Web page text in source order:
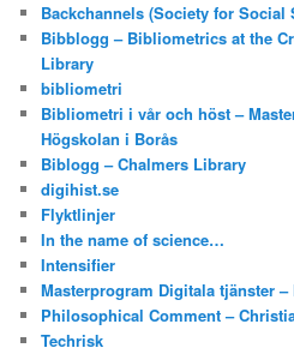
Backchannels (Society for Social
Bibblogg – Bibliometrics at the
Library
bibliometri
Bibliometri i vår och höst –
Högskolan i Borås
Biblogg – Chalmers Library
digihist.se
Flyktlinjer
In the name of science…
Intensifier
Masterprogram Digitala tjänster
Philosophical Comment –
Techrisk